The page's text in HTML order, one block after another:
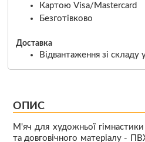
Картою Visa/Mastercard
Безготівково
Доставка
Відвантаження зі складу
ОПИС
М'яч для художньої
та довговічного матеріалу -